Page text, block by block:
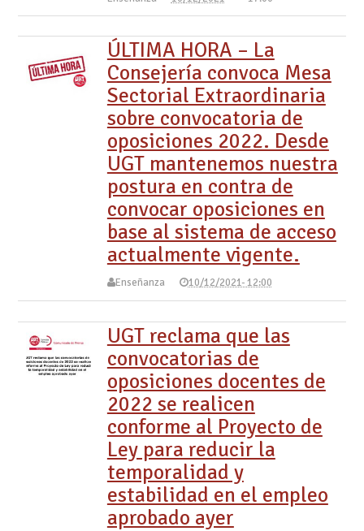
ÚLTIMA HORA – La
Consejería convoca Mesa
Sectorial Extraordinaria
sobre convocatoria de
oposiciones 2022. Desde
UGT mantenemos nuestra
postura en contra de
convocar oposiciones en
base al sistema de acceso
actualmente vigente.
Enseñanza 10/12/2021- 12:00
UGT reclama que las
convocatorias de
oposiciones docentes de
2022 se realicen
conforme al Proyecto de
Ley para reducir la
temporalidad y
estabilidad en el empleo
aprobado ayer